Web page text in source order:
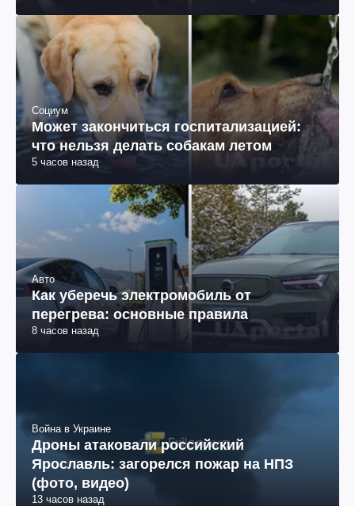
Социум
Может закончиться госпитализацией:
что нельзя делать собакам летом
5 часов назад
Авто
Как уберечь электромобиль от
перегрева: основные правила
8 часов назад
Война в Украине
Дроны атаковали российский
Ярославль: загорелся пожар на НПЗ
(фото, видео)
13 часов назад